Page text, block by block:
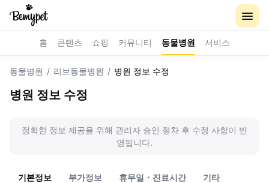
홈 콘텐츠 쇼핑 커뮤니티 동물병원 서비스
동물병원 / 리브동물병원 / 병원 정보 수정
병원 정보 수정
정확한 정보 제공을 위해 관리자 승인 절차 후 수정 사항이 반
영됩니다.
기본정보 부가정보 휴무일・진료시간 기타